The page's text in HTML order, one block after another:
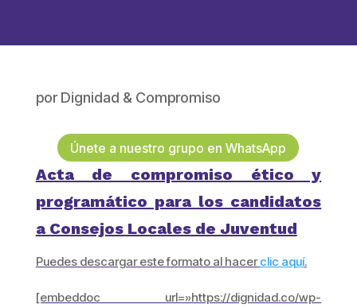
porDignidad & Compromiso
Únete a nuestro grupo en WhatsApp
Acta de compromiso ético y
programático para los candidatos
a Consejos Locales de Juventud
Puedes descargar este formato al hacerclic aquí.
[embeddoc url=»https://dignidad.co/wp-